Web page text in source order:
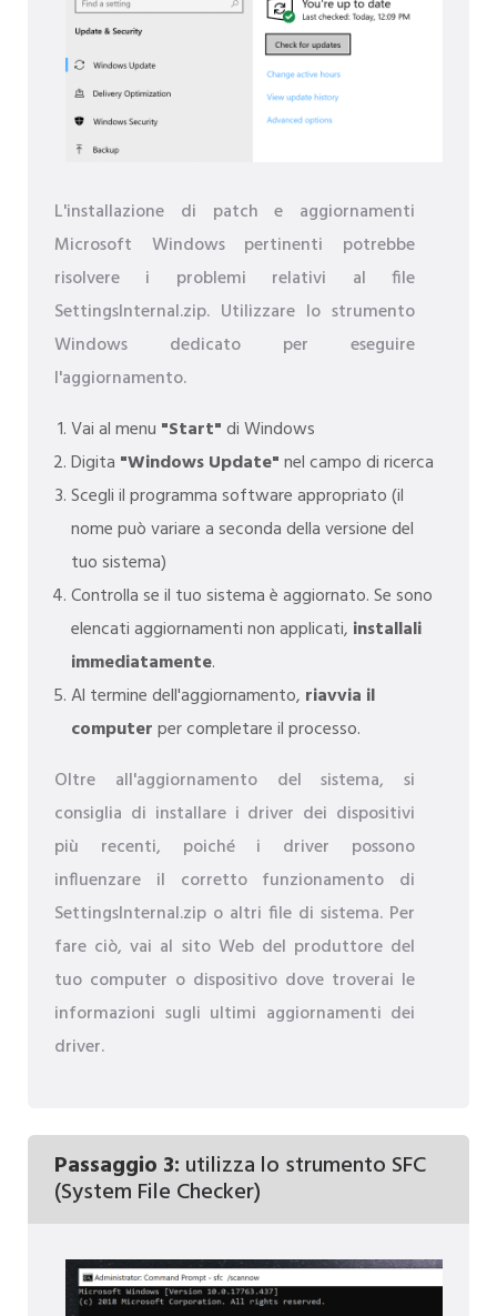
L'installazione di patch e aggiornamenti
Microsoft Windows pertinenti potrebbe
risolvere i problemi relativi al file
SettingsInternal.zip. Utilizzare lo strumento
Windows dedicato per eseguire
l'aggiornamento.
Vai al menu "Start"di Windows
Digita "Windows Update"nel campo di ricerca
Scegli il programma software appropriato (il
nome può variare a seconda della versione del
tuo sistema)
Controlla se il tuo sistema è aggiornato. Se sono
elencati aggiornamenti non applicati, installali
immediatamente.
Al termine dell'aggiornamento, riavvia il
computerper completare il processo.
Oltre all'aggiornamento del sistema, si
consiglia di installare i driver dei dispositivi
più recenti, poiché i driver possono
influenzare il corretto funzionamento di
SettingsInternal.zip o altri file di sistema. Per
fare ciò, vai al sito Web del produttore del
tuo computer o dispositivo dove troverai le
informazioni sugli ultimi aggiornamenti dei
driver.
Passaggio 3: utilizza lo strumento SFC
(System File Checker)